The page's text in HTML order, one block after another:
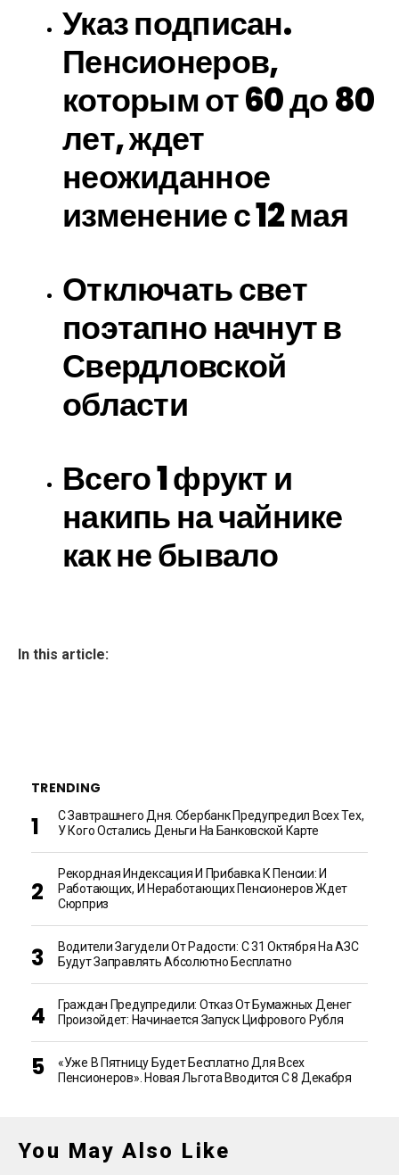
Указ подписан.
Пенсионеров,
которым от 60 до 80
лет, ждет
неожиданное
изменение с 12 мая
Отключать свет
поэтапно начнут в
Свердловской
области
Всего 1 фрукт и
накипь на чайнике
как не бывало
In this article:
TRENDING
С Завтрашнего Дня. Сбербанк Предупредил Всех Тех,
У Кого Остались Деньги На Банковской Карте
Рекордная Индексация И Прибавка К Пенсии: И
Работающих, И Неработающих Пенсионеров Ждет
Сюрприз
Водители Загудели От Радости: С 31 Октября На АЗС
Будут Заправлять Абсолютно Бесплатно
Граждан Предупредили: Отказ От Бумажных Денег
Произойдет: Начинается Запуск Цифрового Рубля
«Уже В Пятницу Будет Бесплатно Для Всех
Пенсионеров». Новая Льгота Вводится С 8 Декабря
You May Also Like